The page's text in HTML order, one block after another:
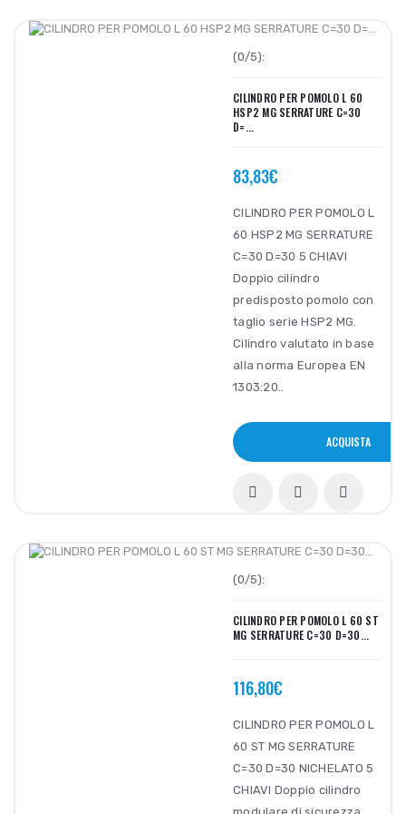
(0/5):
CILINDRO PER POMOLO L 60
HSP2 MG SERRATURE C=30
D=...
83,83€
CILINDRO PER POMOLO L
60 HSP2 MG SERRATURE
C=30 D=30 5 CHIAVI
Doppio cilindro
predisposto pomolo con
taglio serie HSP2 MG.
Cilindro valutato in base
alla norma Europea EN
1303:20..
ACQUISTA
(0/5):
CILINDRO PER POMOLO L 60 ST
MG SERRATURE C=30 D=30...
116,80€
CILINDRO PER POMOLO L
60 ST MG SERRATURE
C=30 D=30 NICHELATO 5
CHIAVI Doppio cilindro